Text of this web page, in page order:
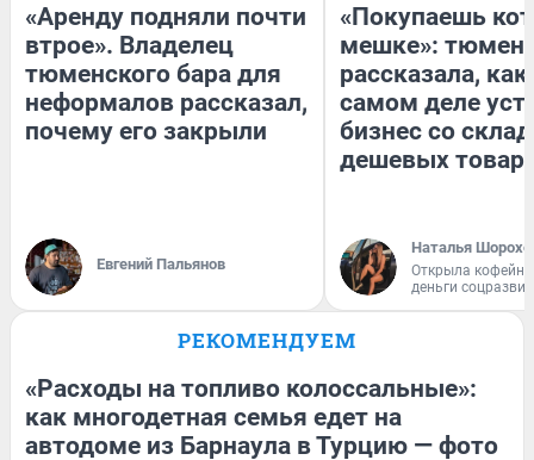
«Аренду подняли почти
втрое». Владелец
тюменского бара для
неформалов рассказал,
почему его закрыли
Евгений Пальянов
«Покупаешь
мешке»:
рассказала, как
самом деле
бизнес со
дешевых
Наталья
Открыла
деньги
РЕКОМЕНДУЕМ
«Расходы на топливо колоссальные»:
как многодетная семья едет на
автодоме из Барнаула в Турцию — фото